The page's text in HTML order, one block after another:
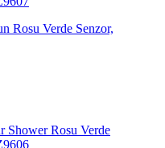
Rosu Verde Senzor,